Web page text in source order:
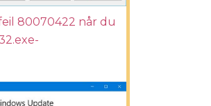
80070422 når du